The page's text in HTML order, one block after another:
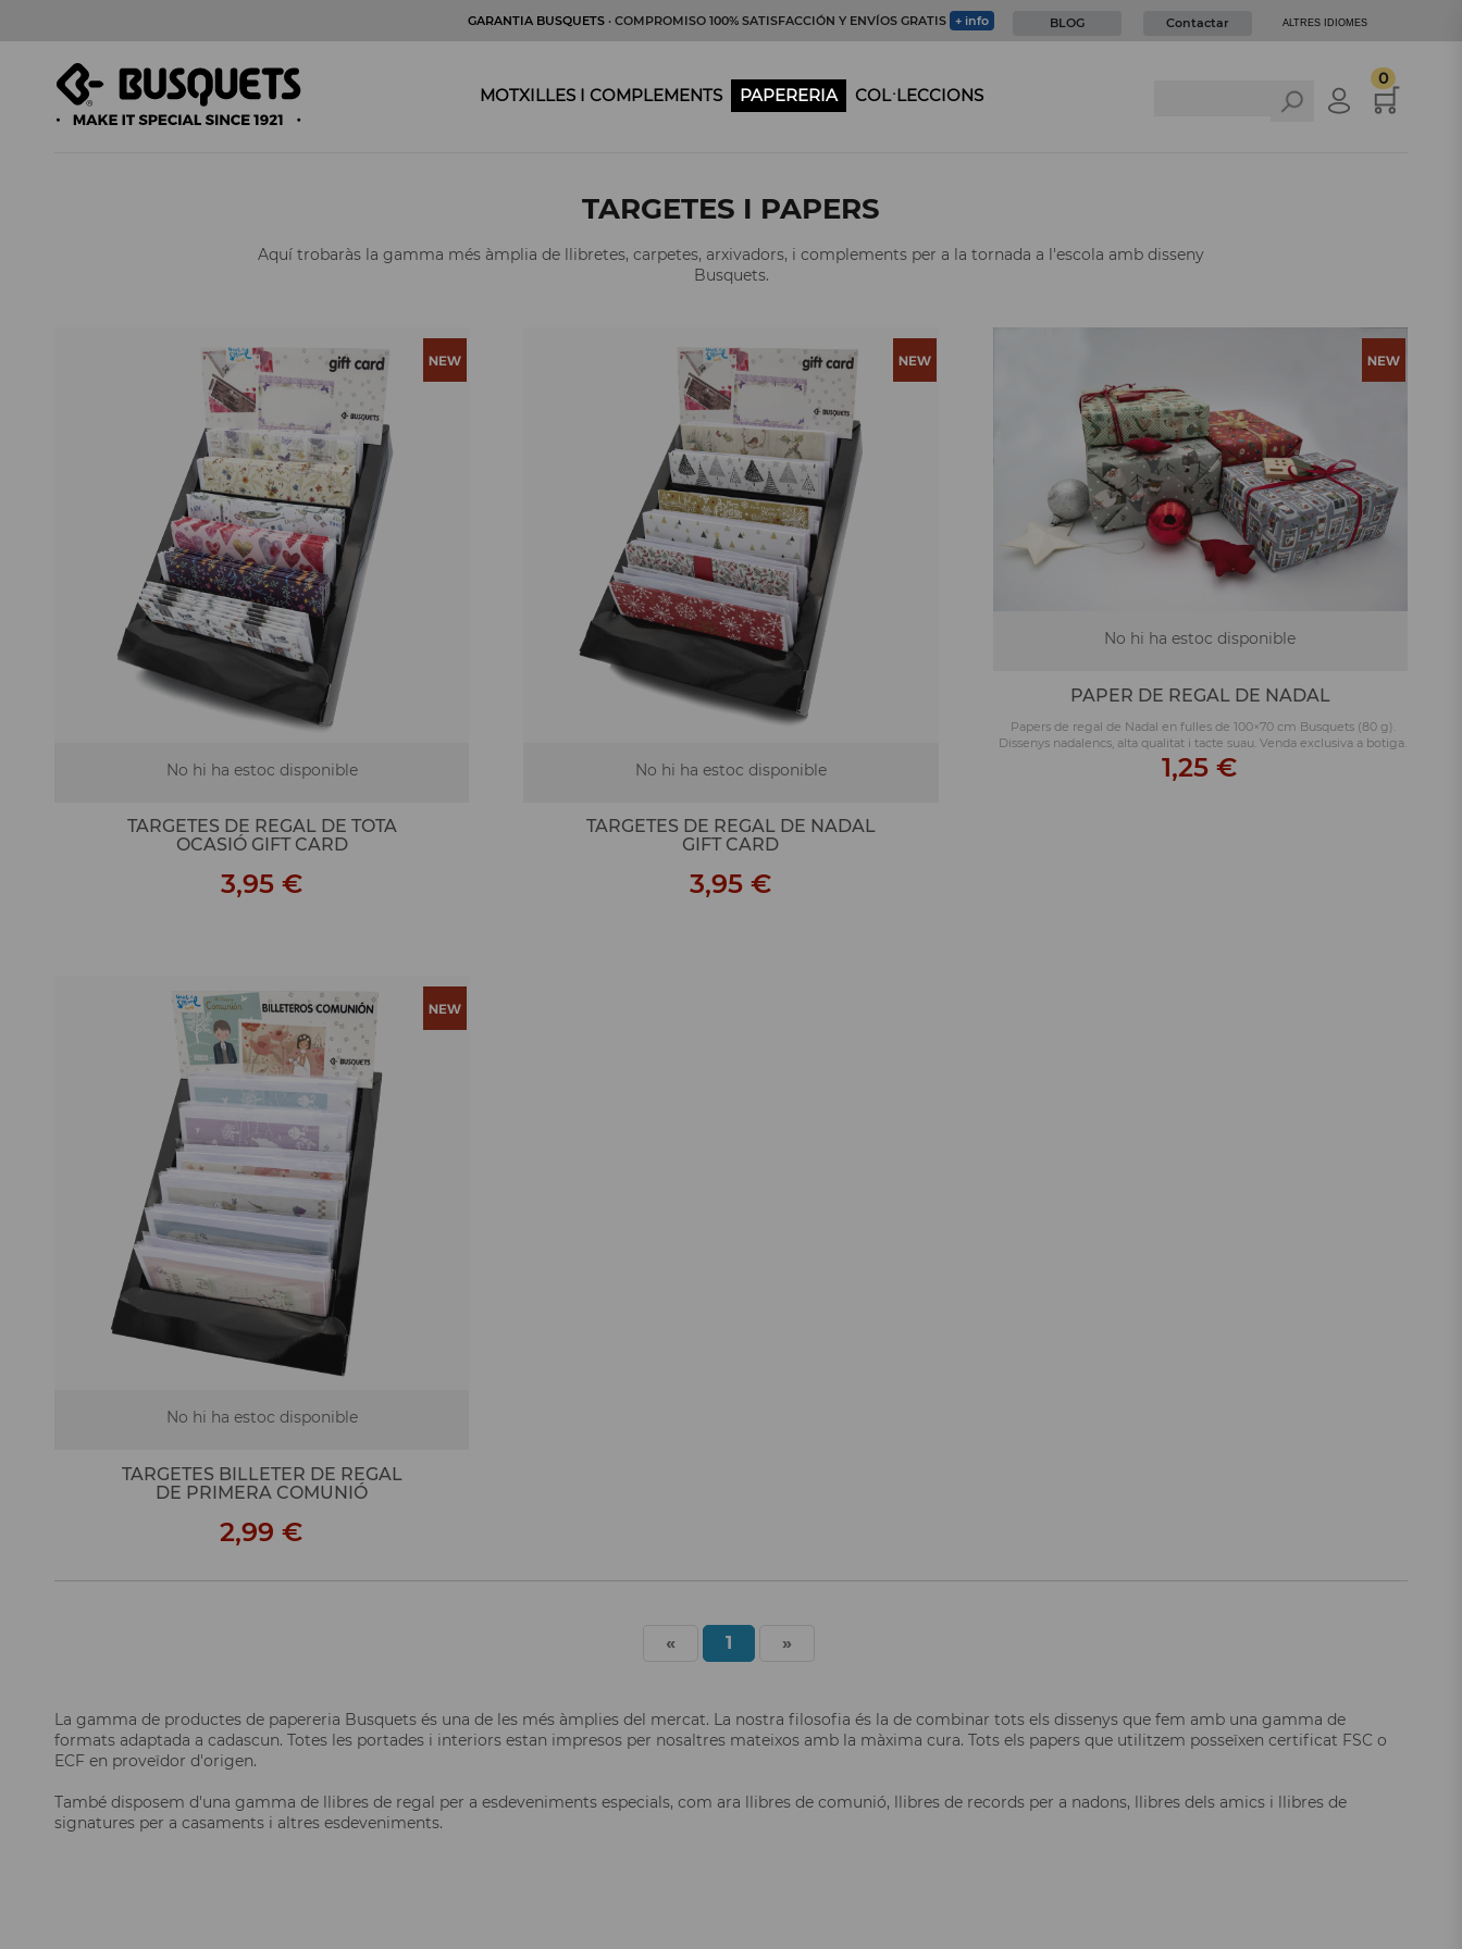
GARANTIA BUSQUETS · COMPROMISO 100% SATISFACCIÓN Y ENVÍOS GRATIS + info BLOG Contactar ALTRES IDIOMES
MOTXILLES I COMPLEMENTS PAPERERIA COL·LECCIONS
0
TARGETES I PAPERS
Aquí trobaràs la gamma més àmplia de llibretes, carpetes, arxivadors, i complements per a la tornada a l'escola amb disseny
Busquets.
No hi ha estoc disponible
TARGETES DE REGAL DE TOTA
OCASIÓ GIFT CARD
3,95 €
No hi ha estoc disponible
TARGETES DE REGAL DE NADAL
GIFT CARD
3,95 €
No hi ha estoc disponible
PAPER DE REGAL DE NADAL
Papers de regal de Nadal en fulles de 100×70 cm Busquets (80 g).
Dissenys nadalencs, alta qualitat i tacte suau. Venda exclusiva a botiga.
1,25 €
No hi ha estoc disponible
TARGETES BILLETER DE REGAL
DE PRIMERA COMUNIÓ
2,99 €
« 1 »
La gamma de productes de papereria Busquets és una de les més àmplies del mercat. La nostra filosofia és la de combinar tots els dissenys que fem amb una gamma de
formats adaptada a cadascun. Totes les portades i interiors estan impresos per nosaltres mateixos amb la màxima cura. Tots els papers que utilitzem posseïxen certificat FSC o
ECF en proveïdor d'origen.
També disposem d'una gamma de llibres de regal per a esdeveniments especials, com ara llibres de comunió, llibres de records per a nadons, llibres dels amics i llibres de
signatures per a casaments i altres esdeveniments.